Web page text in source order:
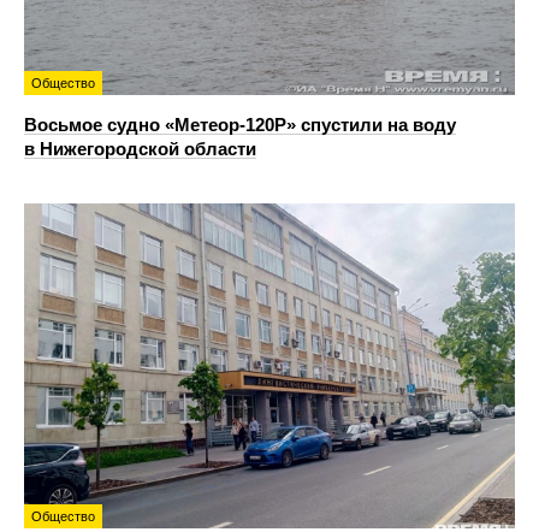
Общество
Восьмое судно «Метеор-120Р» спустили на воду
в Нижегородской области
Общество